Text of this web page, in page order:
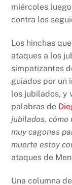
miércoles
contra los
Los hinchas
ataques a los
simpatizantes
guiados por un
los jubilados, y
palabras de
jubilados, cómo
muy cagones
muerte estoy
ataques de
Una columna